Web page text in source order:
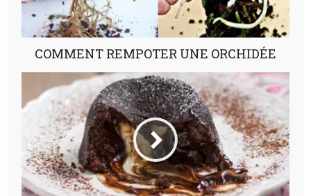
COMMENT REMPOTER UNE ORCHIDÉE